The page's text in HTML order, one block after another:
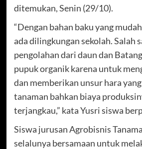
ditemukan, Senin (29/10).
“Dengan bahan baku yang
ada dilingkungan sekolah. Salah
pengolahan dari daun dan
pupuk organik karena untuk
dan memberikan unsur hara
tanaman bahkan biaya
terjangkau,” kata Yusri siswa
Siswa jurusan Agrobisnis
selalunya bersamaan untuk